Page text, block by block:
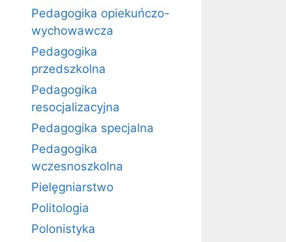
Pedagogika opiekuńczo-
wychowawcza
Pedagogika
przedszkolna
Pedagogika
resocjalizacyjna
Pedagogika specjalna
Pedagogika
wczesnoszkolna
Pielęgniarstwo
Politologia
Polonistyka